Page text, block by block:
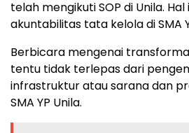
telah mengikuti SOP di Unila.
akuntabilitas tata kelola di SMA
Berbicara mengenai
tentu tidak terlepas dari
infrastruktur atau sarana dan
SMA YP Unila.